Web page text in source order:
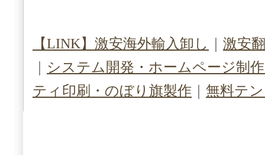
【LINK】激安海外輸入卸し
激安
システム開発・ホームページ制
ティ印刷・のぼり旗製作
無料テ